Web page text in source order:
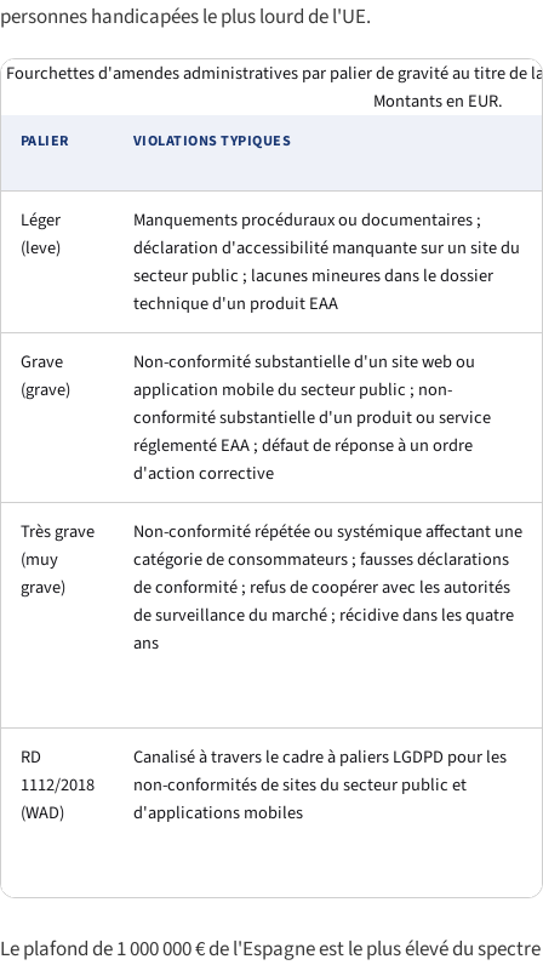
personnes handicapées le plus lourd de l'UE.
Fourchettes d'amendes administratives par palier de gravité au titre de
Montants en EUR.
PALIER VIOLATIONS TYPIQUES
Léger
(leve)
Manquements procéduraux ou documentaires ;
déclaration d'accessibilité manquante sur un site du
secteur public ; lacunes mineures dans le dossier
technique d'un produit EAA
Grave
(grave)
Non-conformité substantielle d'un site web ou
application mobile du secteur public ; non-
conformité substantielle d'un produit ou service
réglementé EAA ; défaut de réponse à un ordre
d'action corrective
Très grave
(muy
grave)
Non-conformité répétée ou systémique affectant une
catégorie de consommateurs ; fausses déclarations
de conformité ; refus de coopérer avec les autorités
de surveillance du marché ; récidive dans les quatre
ans
RD
1112/2018
(WAD)
Canalisé à travers le cadre à paliers LGDPD pour les
non-conformités de sites du secteur public et
d'applications mobiles
Le plafond de 1 000 000 € de l'Espagne est le plus élevé du spectre